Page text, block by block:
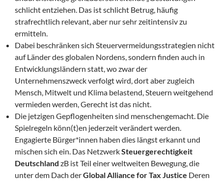
schlicht entziehen. Das ist schlicht Betrug, häufig
strafrechtlich relevant, aber nur sehr zeitintensiv zu
ermitteln.
Dabei beschränken sich Steuervermeidungsstrategien nicht
auf Länder des globalen Nordens, sondern finden auch in
Entwicklungsländern statt, wo zwar der
Unternehmenszweck verfolgt wird, dort aber zugleich
Mensch, Mitwelt und Klima belastend, Steuern weitgehend
vermieden werden, Gerecht ist das nicht.
Die jetzigen Gepflogenheiten sind menschengemacht. Die
Spielregeln könn(t)en jederzeit verändert werden.
Engagierte Bürger*innen haben dies längst erkannt und
mischen sich ein. Das NetzwerkSteuergerechtigkeit
Deutschland zB ist Teil einer weltweiten Bewegung, die
unter dem Dach derGlobal Alliance for Tax Justice Deren